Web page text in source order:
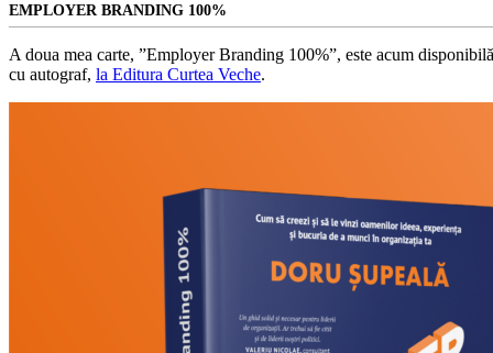
EMPLOYER BRANDING 100%
A doua mea carte, ”Employer Branding 100%”, este acum
cu autograf, la Editura Curtea Veche.